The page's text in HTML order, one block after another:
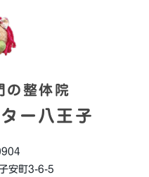
の整体院
ー八王子
安町3-6-5